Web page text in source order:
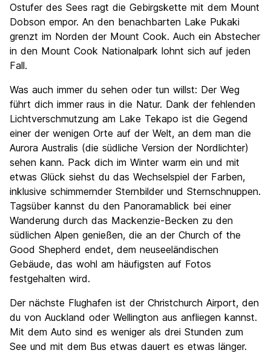
Ostufer des Sees ragt die Gebirgskette mit dem Mount
Dobson empor. An den benachbarten Lake Pukaki
grenzt im Norden der Mount Cook. Auch ein Abstecher
in den Mount Cook Nationalpark lohnt sich auf jeden
Fall.
Was auch immer du sehen oder tun willst: Der Weg
führt dich immer raus in die Natur. Dank der fehlenden
Lichtverschmutzung am Lake Tekapo ist die Gegend
einer der wenigen Orte auf der Welt, an dem man die
Aurora Australis (die südliche Version der Nordlichter)
sehen kann. Pack dich im Winter warm ein und mit
etwas Glück siehst du das Wechselspiel der Farben,
inklusive schimmernder Sternbilder und Sternschnuppen.
Tagsüber kannst du den Panoramablick bei einer
Wanderung durch das Mackenzie-Becken zu den
südlichen Alpen genießen, die an der Church of the
Good Shepherd endet, dem neuseeländischen
Gebäude, das wohl am häufigsten auf Fotos
festgehalten wird.
Der nächste Flughafen ist der Christchurch Airport, den
du von Auckland oder Wellington aus anfliegen kannst.
Mit dem Auto sind es weniger als drei Stunden zum
See und mit dem Bus etwas dauert es etwas länger.